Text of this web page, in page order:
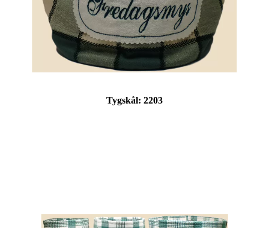
Tygskål: 2203